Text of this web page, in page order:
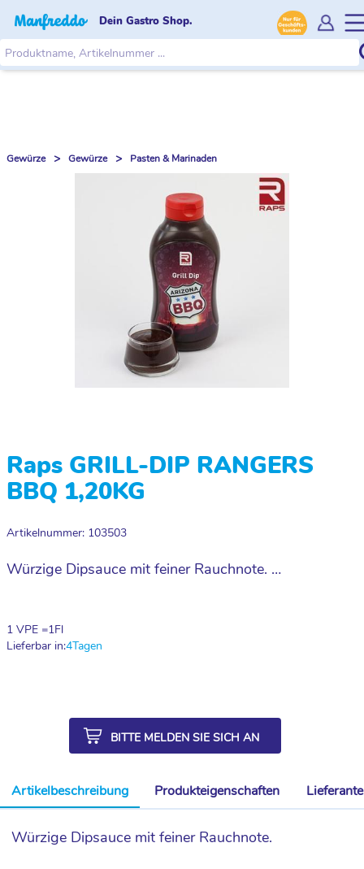
Dein Gastro Shop.
Gewürze > Gewürze > Pasten & Marinaden
Raps GRILL-DIP RANGERS
BBQ 1,20KG
Artikelnummer: 103503
Würzige Dipsauce mit feiner Rauchnote. …
1 VPE =1Fl
Lieferbar in:4Tagen
BITTE MELDEN SIE SICH AN
Artikelbeschreibung Produkteigenschaften
Würzige Dipsauce mit feiner Rauchnote.